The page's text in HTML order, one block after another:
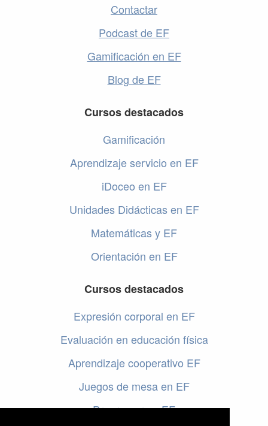
Contactar
Podcast de EF
Gamificación en EF
Blog de EF
Cursos destacados
Gamificación
Aprendizaje servicio en EF
iDoceo en EF
Unidades Didácticas en EF
Matemáticas y EF
Orientación en EF
Cursos destacados
Expresión corporal en EF
Evaluación en educación física
Aprendizaje cooperativo EF
Juegos de mesa en EF
Programar en EF